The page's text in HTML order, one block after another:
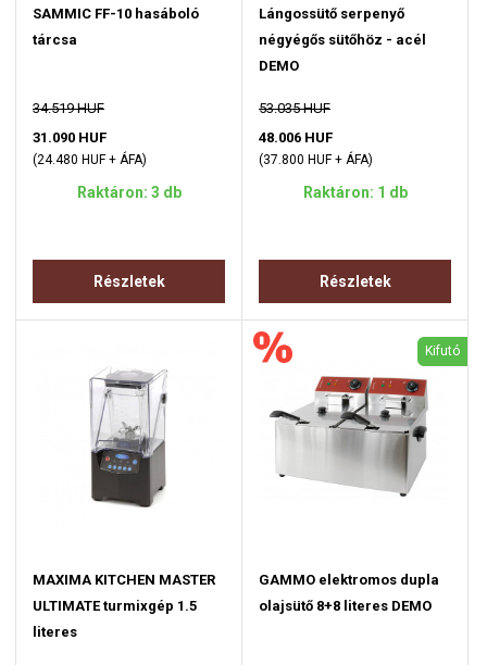
SAMMIC FF-10 hasáboló
tárcsa
34.519 HUF
31.090 HUF
(24.480 HUF + ÁFA)
Raktáron: 3 db
Részletek
Lángossütő serpenyő
négyégős sütőhöz - acél
DEMO
53.035 HUF
48.006 HUF
(37.800 HUF + ÁFA)
Raktáron: 1 db
Részletek
MAXIMA KITCHEN MASTER
ULTIMATE turmixgép 1.5
literes
Kifutó
GAMMO elektromos dupla
olajsütő 8+8 literes DEMO